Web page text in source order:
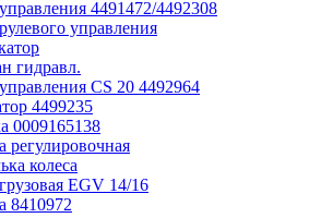
4491472/4492308
управления
гидравл.
СS 20 4492964
4499235
0009165138
регулировочная
колеса
EGV 14/16
8410972